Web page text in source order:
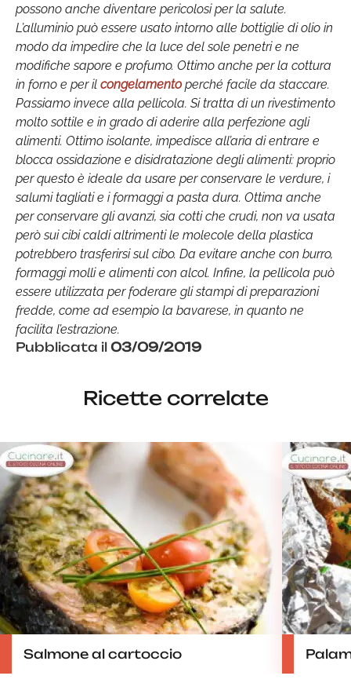
possono anche diventare pericolosi per la salute.
L’alluminio può essere usato intorno alle bottiglie di olio in
modo da impedire che la luce del sole penetri e ne
modifiche sapore e profumo. Ottimo anche per la cottura
in forno e per il congelamentoperché facile da staccare.
Passiamo invece alla pellicola. Si tratta di un rivestimento
molto sottile e in grado di aderire alla perfezione agli
alimenti. Ottimo isolante, impedisce all’aria di entrare e
blocca ossidazione e disidratazione degli alimenti: proprio
per questo è ideale da usare per conservare le verdure, i
salumi tagliati e i formaggi a pasta dura. Ottima anche
per conservare gli avanzi, sia cotti che crudi, non va usata
però sui cibi caldi altrimenti le molecole della plastica
potrebbero trasferirsi sul cibo. Da evitare anche con burro,
formaggi molli e alimenti con alcol. Infine, la pellicola può
essere utilizzata per foderare gli stampi di preparazioni
fredde, come ad esempio la bavarese, in quanto ne
facilita l’estrazione.
Pubblicata il 03/09/2019
Ricette correlate
Salmone al cartoccio